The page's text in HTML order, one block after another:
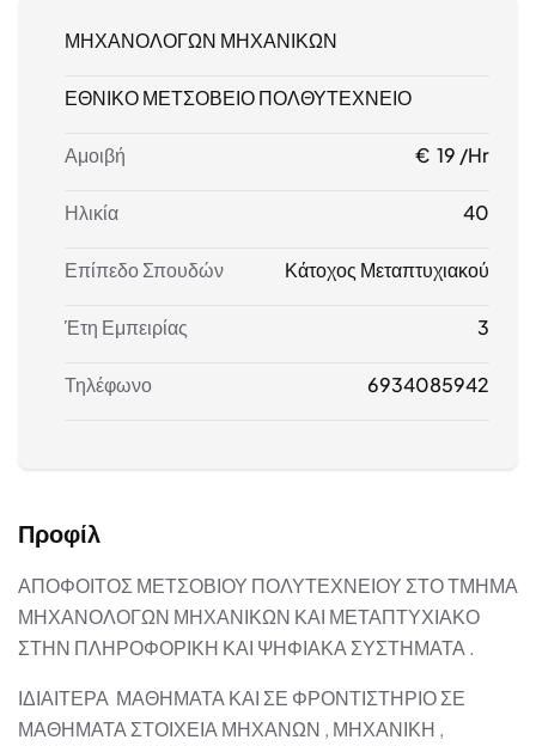
ΜΗΧΑΝΟΛΟΓΩΝ ΜΗΧΑΝΙΚΩΝ
ΕΘΝΙΚΟ ΜΕΤΣΟΒΕΙΟ ΠΟΛΘΥΤΕΧΝΕΙΟ
Αμοιβή € 19 /hr
Ηλικία 40
Επίπεδο Σπουδών Κάτοχος Μεταπτυχιακού
Έτη Εμπειρίας 3
Τηλέφωνο 6934085942
Προφίλ
ΑΠΟΦΟΙΤΟΣ ΜΕΤΣΟΒΙΟΥ ΠΟΛΥΤΕΧΝΕΙΟΥ ΣΤΟ ΤΜΗΜΑ
ΜΗΧΑΝΟΛΟΓΩΝ ΜΗΧΑΝΙΚΩΝ ΚΑΙ ΜΕΤΑΠΤΥΧΙΑΚΟ
ΣΤΗΝ ΠΛΗΡΟΦΟΡΙΚΗ ΚΑΙ ΨΗΦΙΑΚΑ ΣΥΣΤΗΜΑΤΑ .
ΙΔΙΑΙΤΕΡΑ ΜΑΘΗΜΑΤΑ ΚΑΙ ΣΕ ΦΡΟΝΤΙΣΤΗΡΙΟ ΣΕ
ΜΑΘΗΜΑΤΑ ΣΤΟΙΧΕΙΑ ΜΗΧΑΝΩΝ , ΜΗΧΑΝΙΚΗ ,